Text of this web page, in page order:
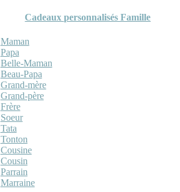
Cadeaux personnalisés Famille
Maman
Papa
Belle-Maman
Beau-Papa
Grand-mère
Grand-père
Frère
Soeur
Tata
Tonton
Cousine
Cousin
Parrain
Marraine